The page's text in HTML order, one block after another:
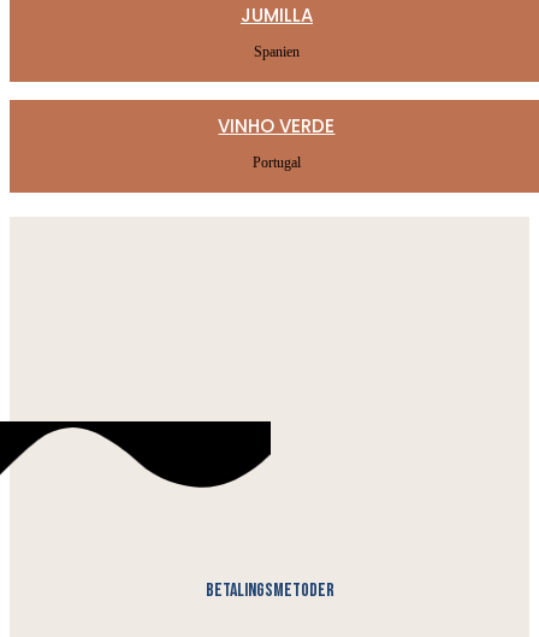
JUMILLA
Spanien
VINHO VERDE
Portugal
Betalingsmetoder